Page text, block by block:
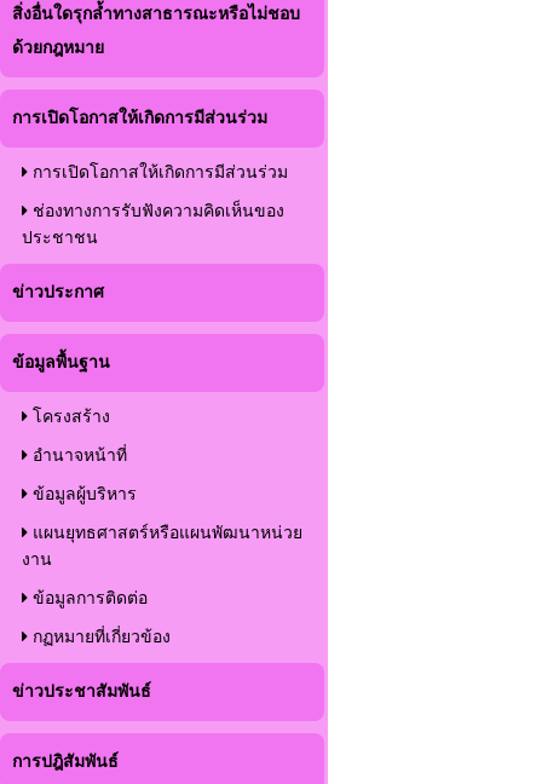
สิ่งอื่นใดรุกล้ำทางสาธารณะหรือไม่ชอบ
ด้วยกฎหมาย
การเปิดโอกาสให้เกิดการมีส่วนร่วม
การเปิดโอกาสให้เกิดการมีส่วนร่วม
ช่องทางการรับฟังความคิดเห็นของ
ประชาชน
ข่าวประกาศ
ข้อมูลพื้นฐาน
โครงสร้าง
อำนาจหน้าที่
ข้อมูลผู้บริหาร
แผนยุทธศาสตร์หรือแผนพัฒนาหน่วย
งาน
ข้อมูลการติดต่อ
กฏหมายที่เกี่ยวข้อง
ข่าวประชาสัมพันธ์
การปฎิสัมพันธ์